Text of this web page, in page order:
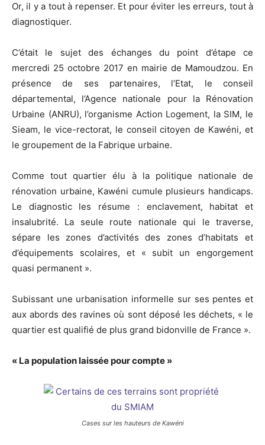
Or, il y a tout à repenser. Et pour éviter les erreurs, tout à
diagnostiquer.
C’était le sujet des échanges du point d’étape ce
mercredi 25 octobre 2017 en mairie de Mamoudzou. En
présence de ses partenaires, l’Etat, le conseil
départemental, l’Agence nationale pour la Rénovation
Urbaine (ANRU), l’organisme Action Logement, la SIM, le
Sieam, le vice-rectorat, le conseil citoyen de Kawéni, et
le groupement de la Fabrique urbaine.
Comme tout quartier élu à la politique nationale de
rénovation urbaine, Kawéni cumule plusieurs handicaps.
Le diagnostic les résume : enclavement, habitat et
insalubrité. La seule route nationale qui le traverse,
sépare les zones d’activités des zones d’habitats et
d’équipements scolaires, et « subit un engorgement
quasi permanent ».
Subissant une urbanisation informelle sur ses pentes et
aux abords des ravines où sont déposé les déchets, « le
quartier est qualifié de plus grand bidonville de France ».
« La population laissée pour compte »
Cases sur les hauteurs de Kawéni